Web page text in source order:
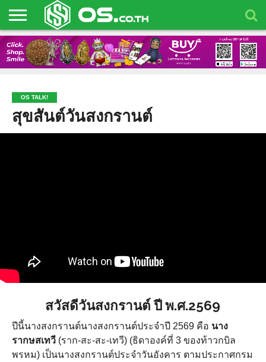
HOME
BLOG
ARTIFICIAL
INTELLIGENCE
BLOCKCHAIN
BUSINESS
NEWS
OS
EVENTS
OS
TALK!
OS
TOYS
OS TALK!
สุขสันต์วันสงกรานต์
สวัสดีวันสงกรานต์ ปี พ.ศ.2569
ปีนี้นางสงกรานต์นางสงกรานต์ประจำปี 2569 คือ นาง
รากษสเทวี(ราก-สะ-สะ-เทวี) (ธิดาองค์ที่ 3 ของท้าวกบิล
พรหม) เป็นนางสงกรานต์ประจำวันอังคาร ตามประกาศกรม